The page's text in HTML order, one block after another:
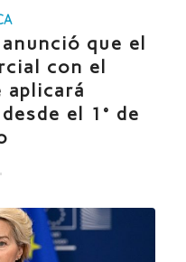
que el
con el
aplicará
el 1° de